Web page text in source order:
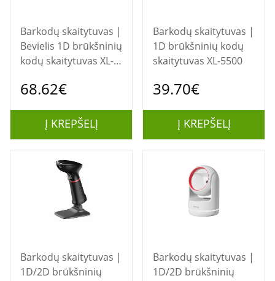
Barkodų skaitytuvas |
Bevielis 1D brūkšninių
kodų skaitytuvas XL-
68.62€
Į KREPŠELĮ
Barkodų skaitytuvas |
1D brūkšninių kodų
skaitytuvas XL-5500
39.70€
Į KREPŠELĮ
Barkodų skaitytuvas |
1D/2D brūkšninių
Barkodų skaitytuvas |
1D/2D brūkšninių